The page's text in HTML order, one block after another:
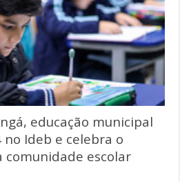
educação municipal
Ideb e celebra o
escolar